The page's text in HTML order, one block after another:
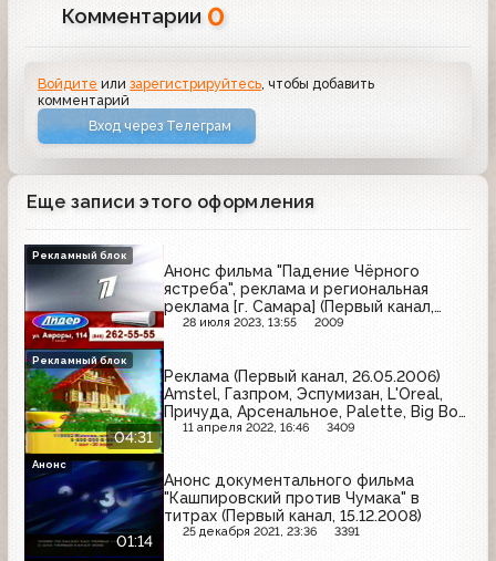
Комментарии 0
Войдите илизарегистрируйтесь, чтобы добавить
комментарий
Вход через Телеграм
Еще записи этого оформления
Анонс фильма "Падение Чёрного
ястреба", реклама и региональная
реклама [г. Самара] (Первый канал,
18.07.2009) Pantene Pro-V, Losk,
Nurofen, Dirol
28 июля 2023, 13:55 2009
Рекламный блок
04:31
Реклама (Первый канал, 26.05.2006)
Amstel, Газпром, Эспумизан, L'Oreal,
Причуда, Арсенальное, Palette, Big Bon,
Мегафон, Maybelline, Heineken, Maggi
11 апреля 2022, 16:46 3409
Рекламный блок
01:14
Анонс документального фильма
"Кашпировский против Чумака" в
титрах (Первый канал, 15.12.2008)
25 декабря 2021, 23:36 3391
Анонс